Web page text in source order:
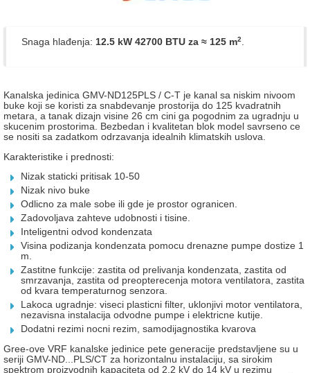
Snaga hlađenja: 12.5 kW 42700 BTU za ≈ 125 m2.
Kanalska jedinica GMV-ND125PLS / C-T je kanal sa niskim nivoom
buke koji se koristi za snabdevanje prostorija do 125 kvadratnih
metara, a tanak dizajn visine 26 cm cini ga pogodnim za ugradnju u
skucenim prostorima. Bezbedan i kvalitetan blok model savrseno ce
se nositi sa zadatkom odrzavanja idealnih klimatskih uslova.
Karakteristike i prednosti:
Nizak staticki pritisak 10-50
Nizak nivo buke
Odlicno za male sobe ili gde je prostor ogranicen.
Zadovoljava zahteve udobnosti i tisine.
Inteligentni odvod kondenzata
Visina podizanja kondenzata pomocu drenazne pumpe dostize 1
m.
Zastitne funkcije: zastita od prelivanja kondenzata, zastita od
smrzavanja, zastita od preopterecenja motora ventilatora, zastita
od kvara temperaturnog senzora.
Lakoca ugradnje: viseci plasticni filter, uklonjivi motor ventilatora,
nezavisna instalacija odvodne pumpe i elektricne kutije.
Dodatni rezimi nocni rezim, samodijagnostika kvarova
Gree-ove VRF kanalske jedinice pete generacije predstavljene su u
seriji GMV-ND...PLS/CT za horizontalnu instalaciju, sa sirokim
spektrom proizvodnih kapaciteta od 2,2 kV do 14 kV u rezimu